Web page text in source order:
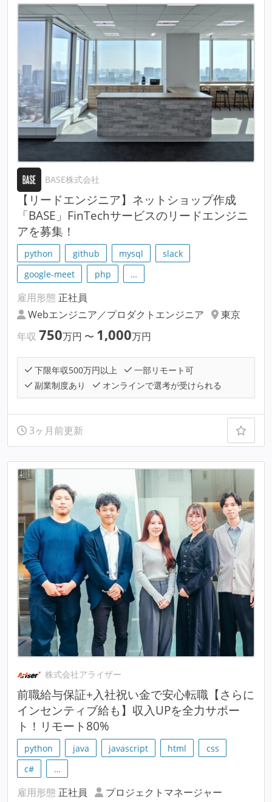
BASE株式会社
【リードエンジニア】ネットショップ作成
「BASE」FinTechサービスのリードエンジニ
アを募集！
python github mysql
slack
google-meet
php …
雇用形態 正社員
Webエンジニア／プロダクトエンジニア
東京
年収 750万円 〜 1,000万円
下限年収500万円以上
一部リモート可
副業制度あり
オンラインで選考が受けられる
3ヶ月前更新
株式会社アライザー
前職給与保証+入社祝い金で安心転職【さらに
インセンティブ給も】収入UPを全力サポー
ト！リモート80%
python java javascript html
css
c#
…
雇用形態 正社員
プロジェクトマネージャー